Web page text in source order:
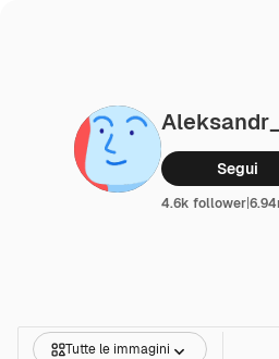
Segui
4.6k follower|
Tutte le immagini